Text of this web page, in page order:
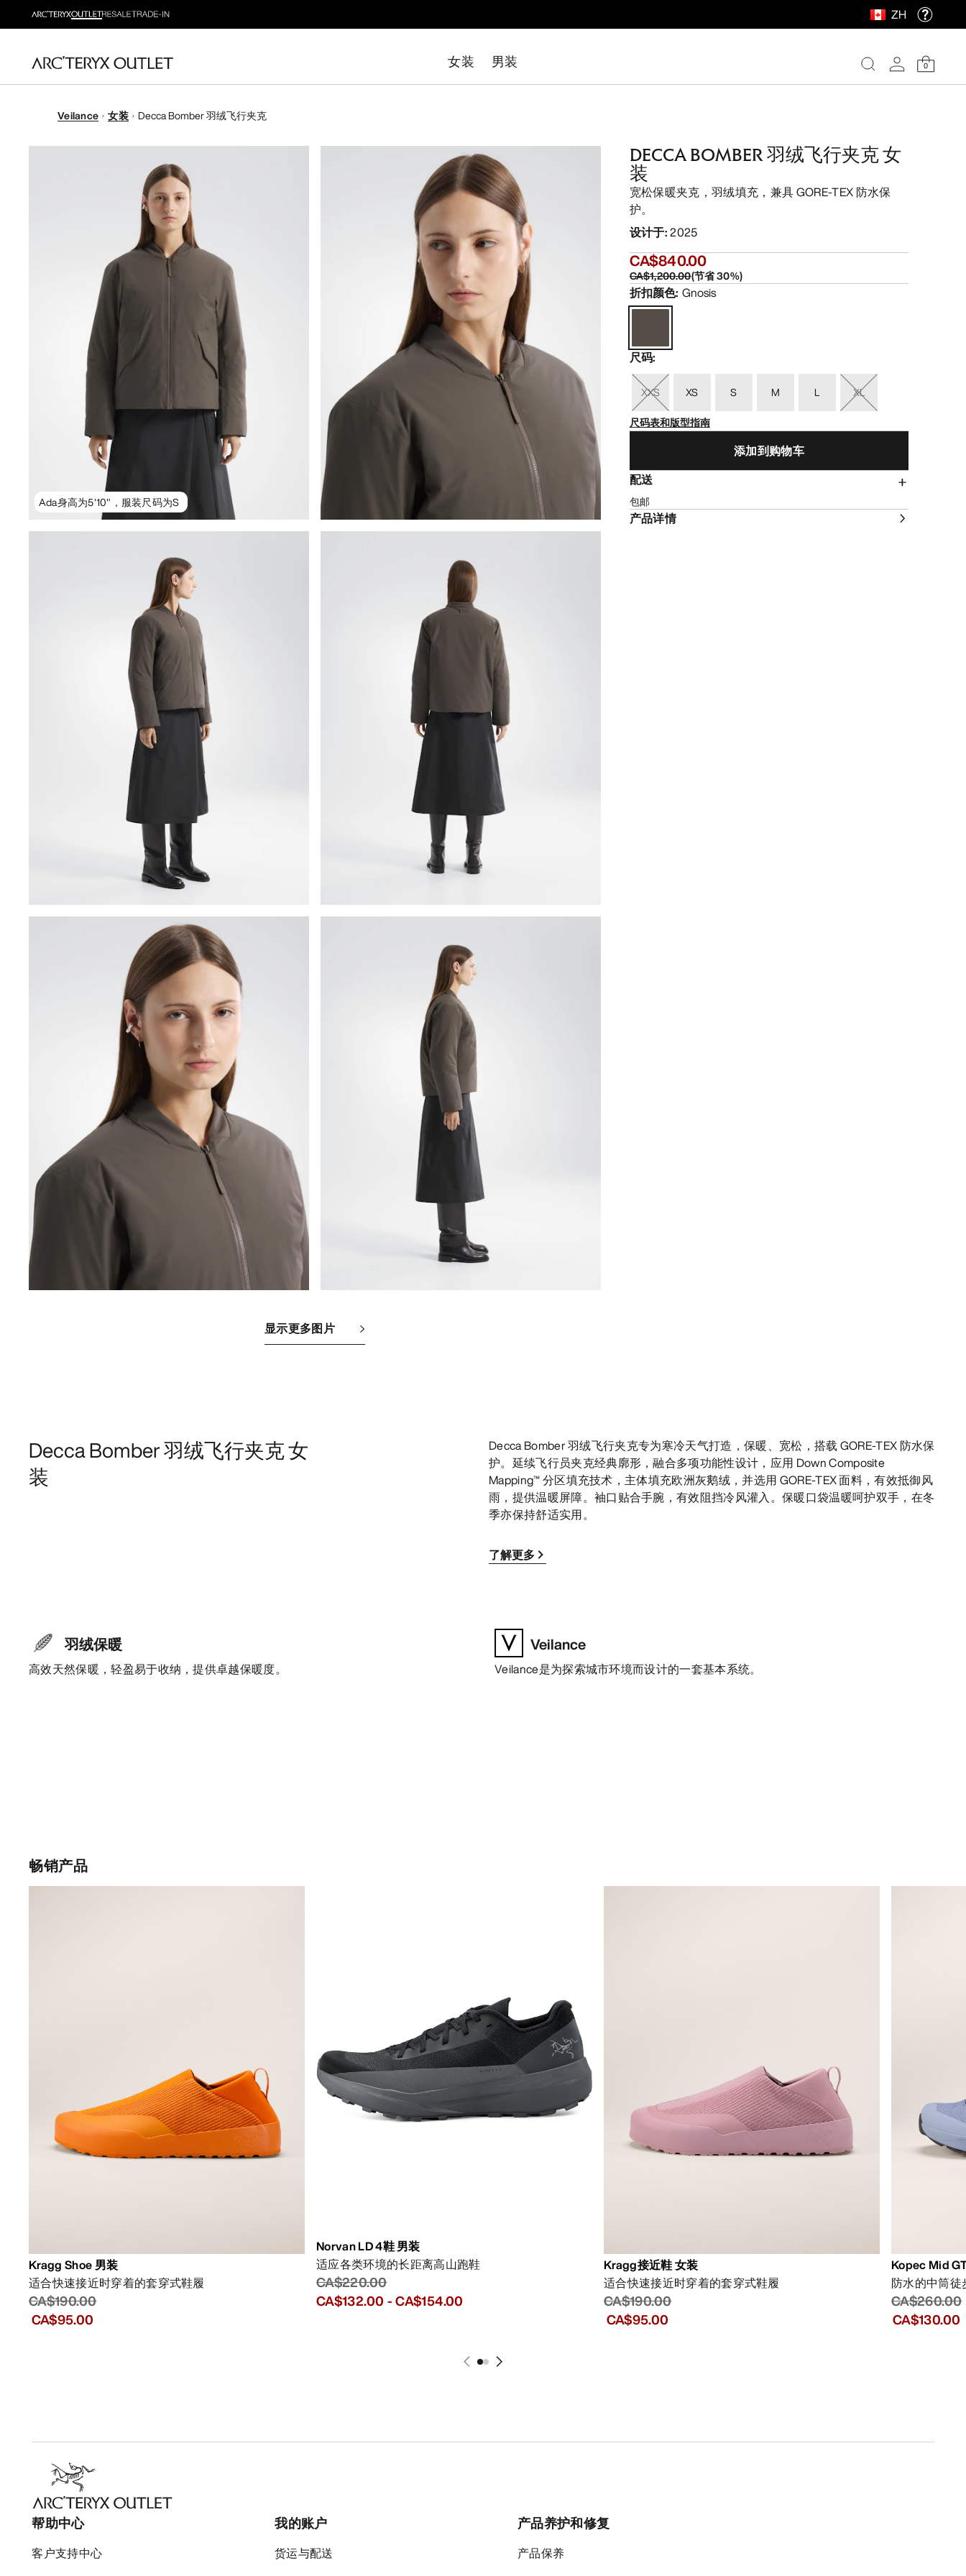
ZH
女装 男装 0
Veilance 女装 Decca Bomber 羽绒飞行夹克
Ada身高为5'10"，服装尺码为S
显示更多图片
DECCA BOMBER 羽绒飞行夹克 女
装
宽松保暖夹克，羽绒填充，兼具 GORE-TEX 防水保
护。
设计于:2025
CA$840.00
CA$1,200.00(节省30%)
折扣颜色: Gnosis
尺码:
XXS XS S M L
XL
尺码表和版型指南
添加到购物车
配送
包邮
产品详情
Decca Bomber 羽绒飞行夹克 女
装
Decca Bomber 羽绒飞行夹克专为寒冷天气打造，保暖、宽松，搭载 GORE-TEX 防水保
护。延续飞行员夹克经典廓形，融合多项功能性设计，应用 Down Composite
Mapping™ 分区填充技术，主体填充欧洲灰鹅绒，并选用 GORE-TEX 面料，有效抵御风
雨，提供温暖屏障。袖口贴合手腕，有效阻挡冷风灌入。保暖口袋温暖呵护双手，在冬
季亦保持舒适实用。
了解更多
羽绒保暖
高效天然保暖，轻盈易于收纳，提供卓越保暖度。
Veilance
Veilance是为探索城市环境而设计的一套基本系统。
畅销产品
Kragg Shoe 男装
适合快速接近时穿着的套穿式鞋履
CA$190.00
CA$95.00
Norvan LD 4鞋 男装
适应各类环境的长距离高山跑鞋
CA$220.00
CA$132.00 -CA$154.00
Kragg接近鞋 女装
适合快速接近时穿着的套穿式鞋履
CA$190.00
CA$95.00
Kopec Mid
防水的中筒
CA$260.00
CA$130.00
帮助中心
客户支持中心
我的账户
货运与配送
产品养护和修复
产品保养